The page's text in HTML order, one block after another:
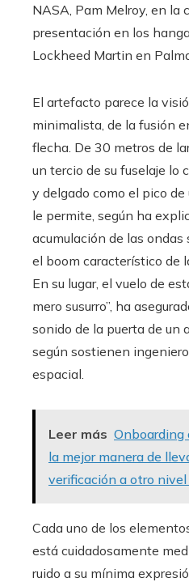
NASA, Pam Melroy, en la
presentación en los
Lockheed Martin en
El artefacto parece la
minimalista, de la fusión
flecha. De 30 metros de
un tercio de su fuselaje lo
y delgado como el pico de
le permite, según ha
acumulación de las ondas
el boom característico de
En su lugar, el vuelo de
mero susurro”, ha
sonido de la puerta de un
según sostienen
espacial.
Leer más Onboarding
la mejor manera de
verificación a otro
Cada uno de los
está cuidadosamente
ruido a su mínima